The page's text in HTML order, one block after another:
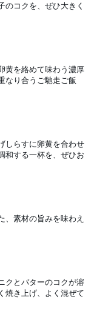
のコクを、ぜひ大きく
黄を絡めて味わう濃厚
なり合うご馳走ご飯
しらすに卵黄を合わせ
和する一杯を、ぜひお
、素材の旨みを味わえ
クとバターのコクが溶
焼き上げ、よく混ぜて